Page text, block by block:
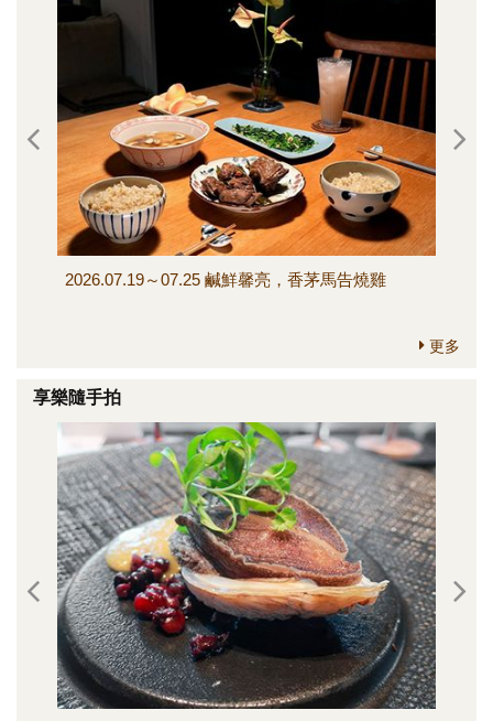
2026.07.19～07.25 鹹鮮馨亮，香茅馬告燒雞
更多
享樂隨手拍